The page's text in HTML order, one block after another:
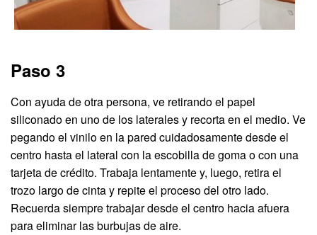
Paso 3
Con ayuda de otra persona, ve retirando el papel
siliconado en uno de los laterales y recorta en el medio. Ve
pegando el vinilo en la pared cuidadosamente desde el
centro hasta el lateral con la escobilla de goma o con una
tarjeta de crédito. Trabaja lentamente y, luego, retira el
trozo largo de cinta y repite el proceso del otro lado.
Recuerda siempre trabajar desde el centro hacia afuera
para eliminar las burbujas de aire.